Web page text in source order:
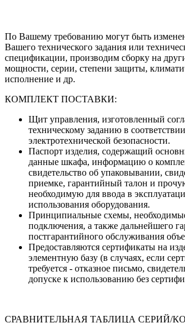
По Вашему требованию могут быть
Вашего технического задания или
спецификации, производим сборку на
мощности, серии, степени защиты,
исполнение и др.
КОМПЛЕКТ ПОСТАВКИ:
Щит управления, изготовленный
техническому заданию в
электротехнической безопасности.
Паспорт изделия, содержащий
данные шкафа, информацию о
свидетельство об упаковывании,
приемке, гарантийный талон и
необходимую для ввода в
использования оборудования.
Принципиальные схемы,
подключения, а также дальнейшего
постгарантийного обслуживания
Предоставляются сертификаты на
элементную базу (в случаях, если
требуется - отказное письмо,
допуске к использованию без
СРАВНИТЕЛЬНАЯ ТАБЛИЦА СЕРИЙ/